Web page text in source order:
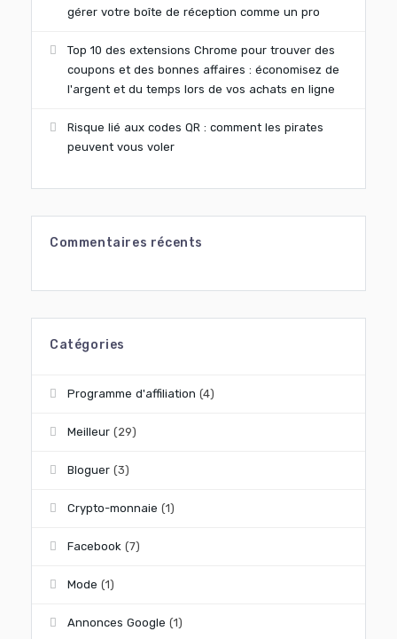
gérer votre boîte de réception comme un pro
Top 10 des extensions Chrome pour trouver des
coupons et des bonnes affaires : économisez de
l'argent et du temps lors de vos achats en ligne
Risque lié aux codes QR : comment les pirates
peuvent vous voler
Commentaires récents
Catégories
Programme d'affiliation (4)
Meilleur (29)
Bloguer (3)
Crypto-monnaie (1)
Facebook (7)
Mode (1)
Annonces Google (1)